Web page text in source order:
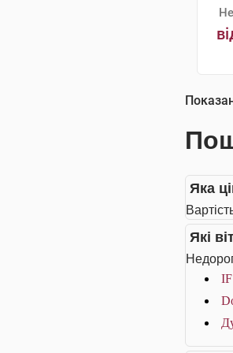
Яка
Які